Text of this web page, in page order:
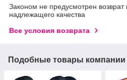
Законом не предусмотрен
надлежащего качества
Все условия возврата
Подобные товары компании